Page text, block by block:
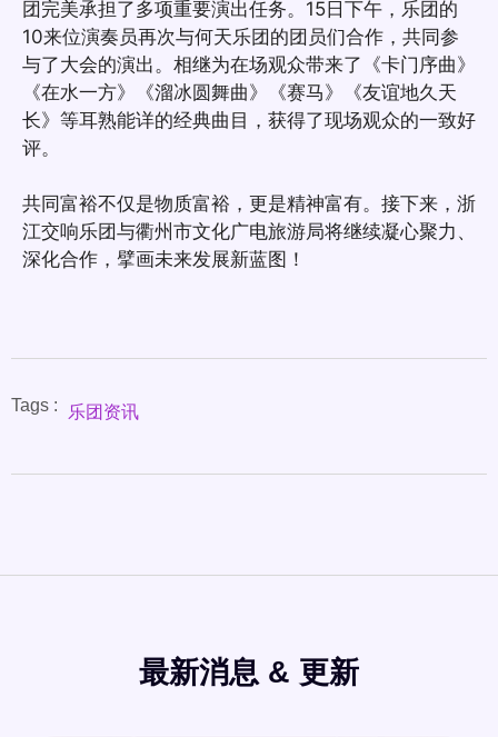
团完美承担了多项重要演出任务。15日下午，乐团的
10来位演奏员再次与何天乐团的团员们合作，共同参
与了大会的演出。相继为在场观众带来了《卡门序曲》
《在水一方》《溜冰圆舞曲》《赛马》《友谊地久天
长》等耳熟能详的经典曲目，获得了现场观众的一致好
评。
共同富裕不仅是物质富裕，更是精神富有。接下来，浙
江交响乐团与衢州市文化广电旅游局将继续凝心聚力、
深化合作，擘画未来发展新蓝图！
Tags : 乐团资讯
最新消息 & 更新